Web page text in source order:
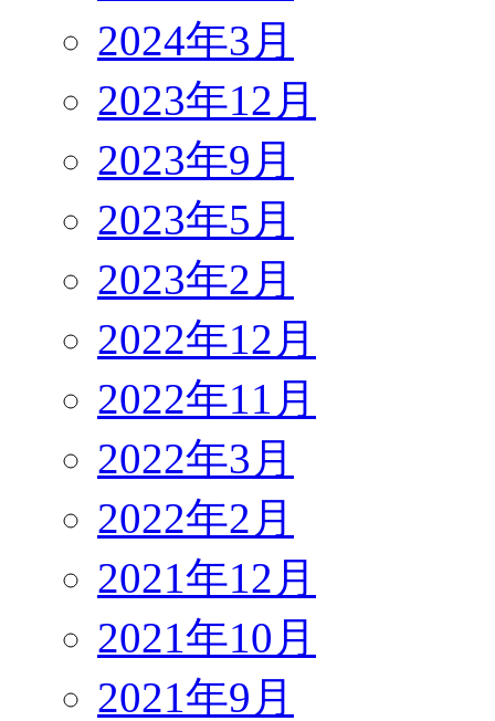
2024年3月
2023年12月
2023年9月
2023年5月
2023年2月
2022年12月
2022年11月
2022年3月
2022年2月
2021年12月
2021年10月
2021年9月